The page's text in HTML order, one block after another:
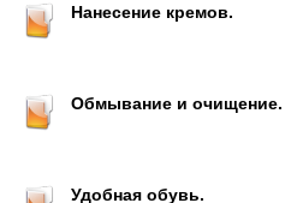
Нанесение кремов.
Обмывание и очищение.
Удобная обувь.